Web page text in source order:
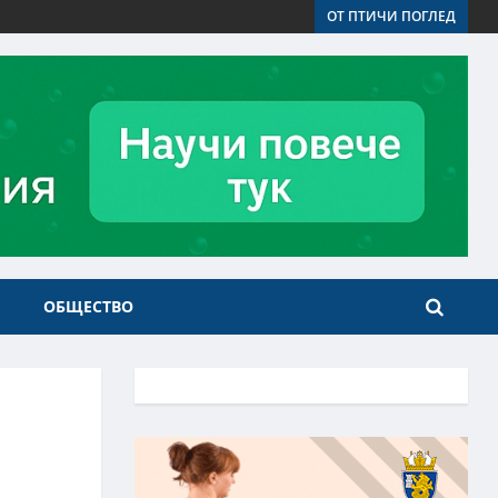
ОТ ПТИЧИ ПОГЛЕД
ОБЩЕСТВО